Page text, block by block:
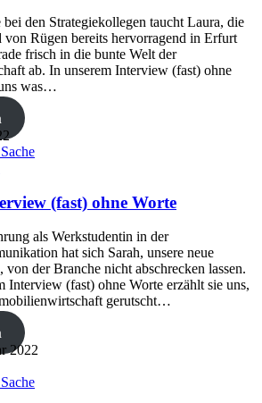
bei den Strategiekollegen taucht Laura, die
von Rügen bereits hervorragend in Erfurt
frisch in die bunte Welt der
ab. In unserem Interview (fast) ohne
was…
(fast) ohne Worte
als Werkstudentin in der
hat sich Sarah, unsere neue
der Branche nicht abschrecken lassen.
Interview (fast) ohne Worte erzählt sie uns,
gerutscht…
2022